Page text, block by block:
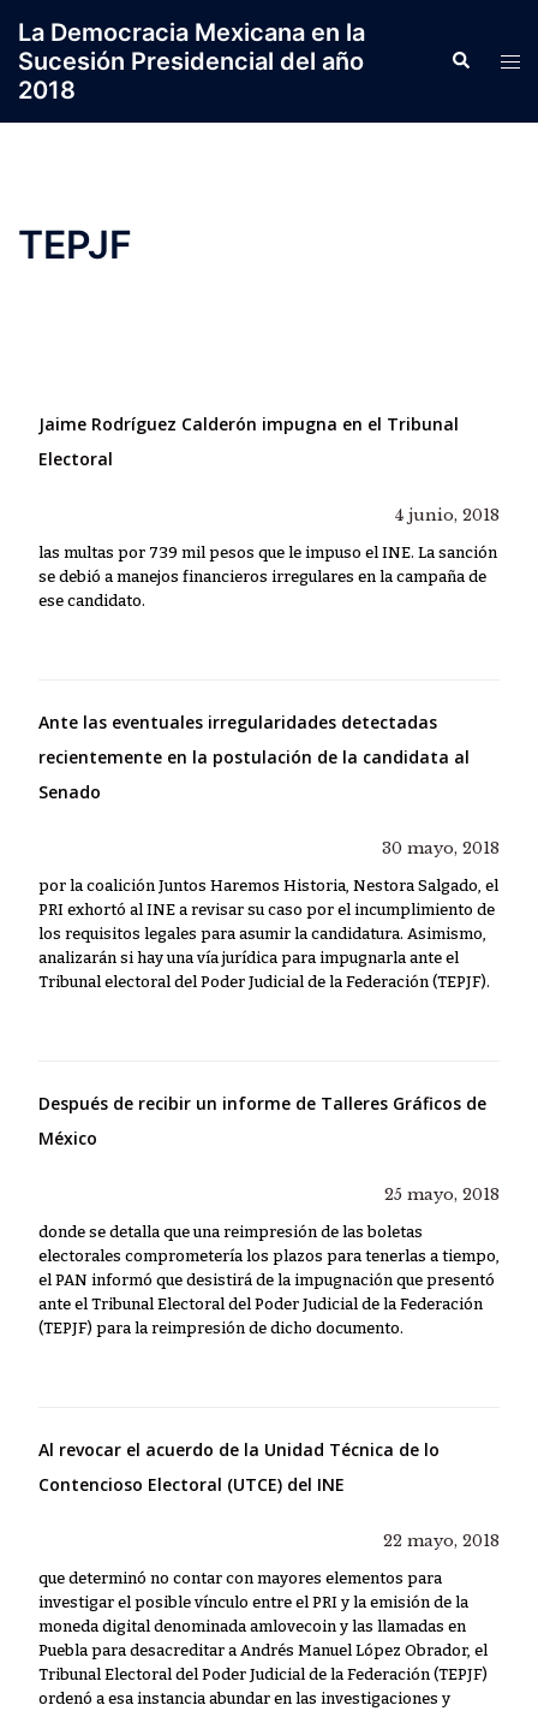
contenido
La Democracia Mexicana en la
Sucesión Presidencial del año
2018
Search
TEPJF
Jaime Rodríguez Calderón impugna en el Tribunal
Electoral
4 junio, 2018
las multas por 739 mil pesos que le impuso el INE. La sanción
se debió a manejos financieros irregulares en la campaña de
ese candidato.
Ante las eventuales irregularidades detectadas
recientemente en la postulación de la candidata al
Senado
30 mayo, 2018
por la coalición Juntos Haremos Historia, Nestora Salgado, el
PRI exhortó al INE a revisar su caso por el incumplimiento de
los requisitos legales para asumir la candidatura. Asimismo,
analizarán si hay una vía jurídica para impugnarla ante el
Tribunal electoral del Poder Judicial de la Federación (TEPJF).
Después de recibir un informe de Talleres Gráficos de
México
25 mayo, 2018
donde se detalla que una reimpresión de las boletas
electorales comprometería los plazos para tenerlas a tiempo,
el PAN informó que desistirá de la impugnación que presentó
ante el Tribunal Electoral del Poder Judicial de la Federación
(TEPJF) para la reimpresión de dicho documento.
Al revocar el acuerdo de la Unidad Técnica de lo
Contencioso Electoral (UTCE) del INE
22 mayo, 2018
que determinó no contar con mayores elementos para
investigar el posible vínculo entre el PRI y la emisión de la
moneda digital denominada amlovecoin y las llamadas en
Puebla para desacreditar a Andrés Manuel López Obrador, el
Tribunal Electoral del Poder Judicial de la Federación (TEPJF)
ordenó a esa instancia abundar en las investigaciones y